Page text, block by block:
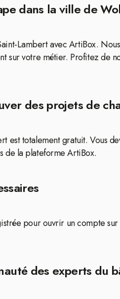
dans la ville de
Lambert avec ArtiBox.
votre métier. Profitez de
des projets de
est totalement gratuit. Vous
de la plateforme ArtiBox.
pour ouvrir un compte
des experts du